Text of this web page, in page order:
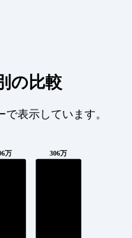
の比較
で表示しています。
万 306万